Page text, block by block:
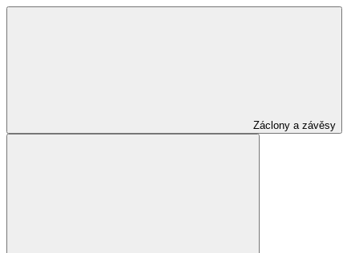
Záclony a závěsy